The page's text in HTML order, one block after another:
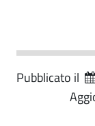
Pubblicato il